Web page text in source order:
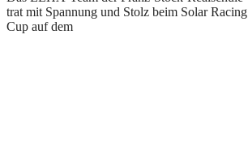
trat mit Spannung und Stolz beim Solar Racing
Cup auf dem